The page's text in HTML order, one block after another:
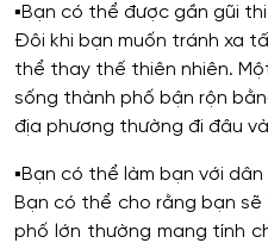
▪️Bạn có thể được gần gũi
Đôi khi bạn muốn tránh xa
thể thay thế thiên nhiên.
sống thành phố bận rộn
địa phương thường đi đâu
▪️Bạn có thể làm bạn với
Bạn có thể cho rằng bạn
phố lớn thường mang tính